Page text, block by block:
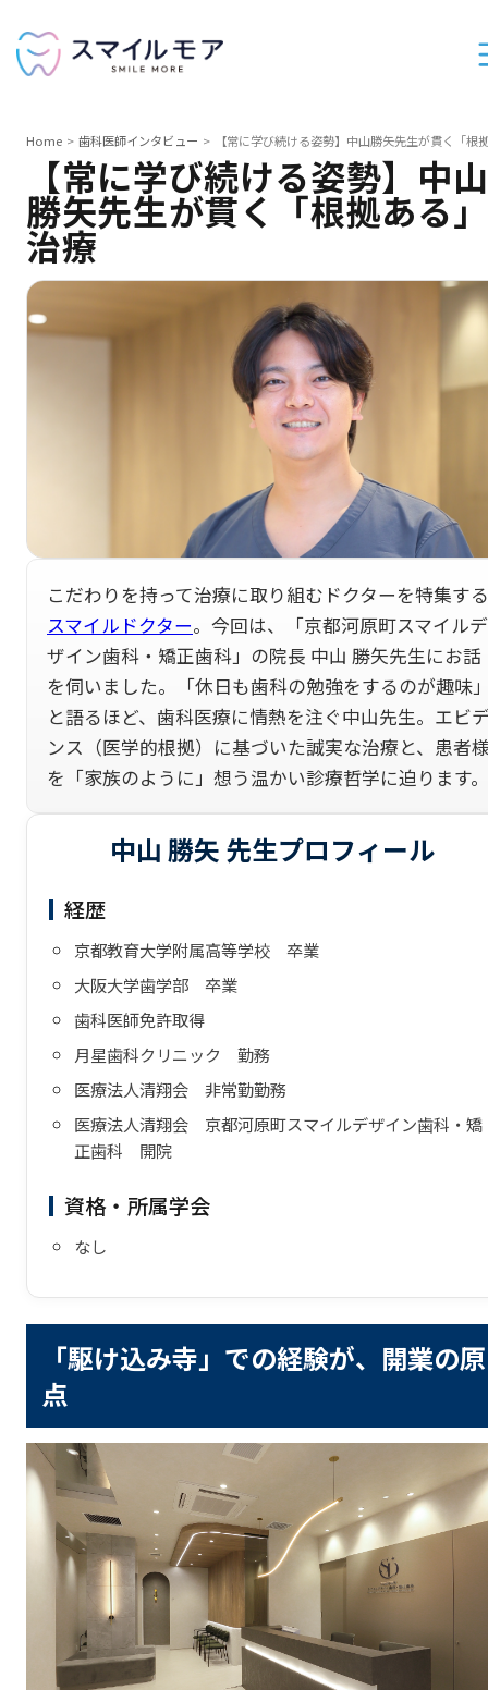
Home 歯科医師インタビュー 【常に学び続ける姿勢】中山勝矢先生が貫く「根
【常に学び続ける姿勢】中山
勝矢先生が貫く「根拠ある」
治療
こだわりを持って治療に取り組むドクターを特集する
スマイルドクター。今回は、「京都河原町スマイルデ
ザイン歯科・矯正歯科」の院長 中山 勝矢先生にお話
を伺いました。「休日も歯科の勉強をするのが趣味
と語るほど、歯科医療に情熱を注ぐ中山先生。エビ
ンス（医学的根拠）に基づいた誠実な治療と、患者
を「家族のように」想う温かい診療哲学に迫ります。
中山 勝矢 先生プロフィール
経歴
京都教育大学附属高等学校 卒業
大阪大学歯学部 卒業
歯科医師免許取得
月星歯科クリニック 勤務
医療法人清翔会 非常勤勤務
医療法人清翔会 京都河原町スマイルデザイン歯科・矯
正歯科 開院
資格・所属学会
なし
「駆け込み寺」での経験が、開業の原
点